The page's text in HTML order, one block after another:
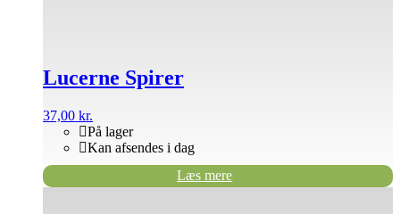
Lucerne Spirer
37,00 kr.
På lager
Kan afsendes i dag
Læs mere